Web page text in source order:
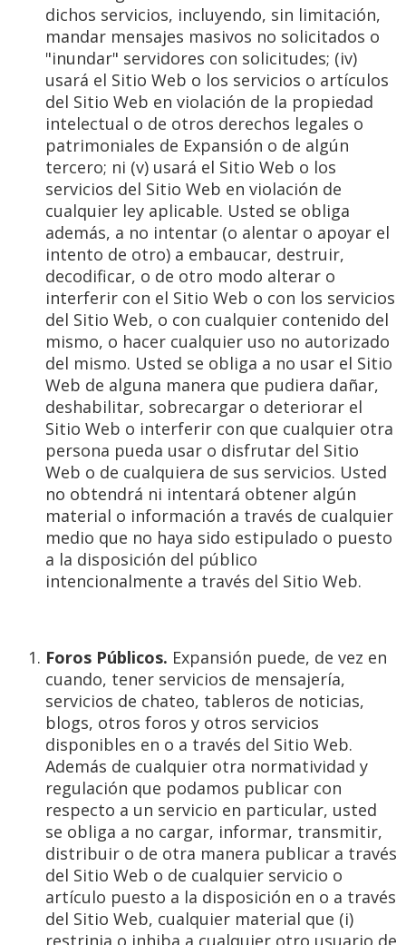
dichos servicios, incluyendo, sin limitación,
mandar mensajes masivos no solicitados o
"inundar" servidores con solicitudes; (iv)
usará el Sitio Web o los servicios o artículos
del Sitio Web en violación de la propiedad
intelectual o de otros derechos legales o
patrimoniales de Expansión o de algún
tercero; ni (v) usará el Sitio Web o los
servicios del Sitio Web en violación de
cualquier ley aplicable. Usted se obliga
además, a no intentar (o alentar o apoyar el
intento de otro) a embaucar, destruir,
decodificar, o de otro modo alterar o
interferir con el Sitio Web o con los servicios
del Sitio Web, o con cualquier contenido del
mismo, o hacer cualquier uso no autorizado
del mismo. Usted se obliga a no usar el Sitio
Web de alguna manera que pudiera dañar,
deshabilitar, sobrecargar o deteriorar el
Sitio Web o interferir con que cualquier otra
persona pueda usar o disfrutar del Sitio
Web o de cualquiera de sus servicios. Usted
no obtendrá ni intentará obtener algún
material o información a través de cualquier
medio que no haya sido estipulado o puesto
a la disposición del público
intencionalmente a través del Sitio Web.
Foros Públicos. Expansión puede, de vez en
cuando, tener servicios de mensajería,
servicios de chateo, tableros de noticias,
blogs, otros foros y otros servicios
disponibles en o a través del Sitio Web.
Además de cualquier otra normatividad y
regulación que podamos publicar con
respecto a un servicio en particular, usted
se obliga a no cargar, informar, transmitir,
distribuir o de otra manera publicar a través
del Sitio Web o de cualquier servicio o
artículo puesto a la disposición en o a través
del Sitio Web, cualquier material que (i)
restrinja o inhiba a cualquier otro usuario de